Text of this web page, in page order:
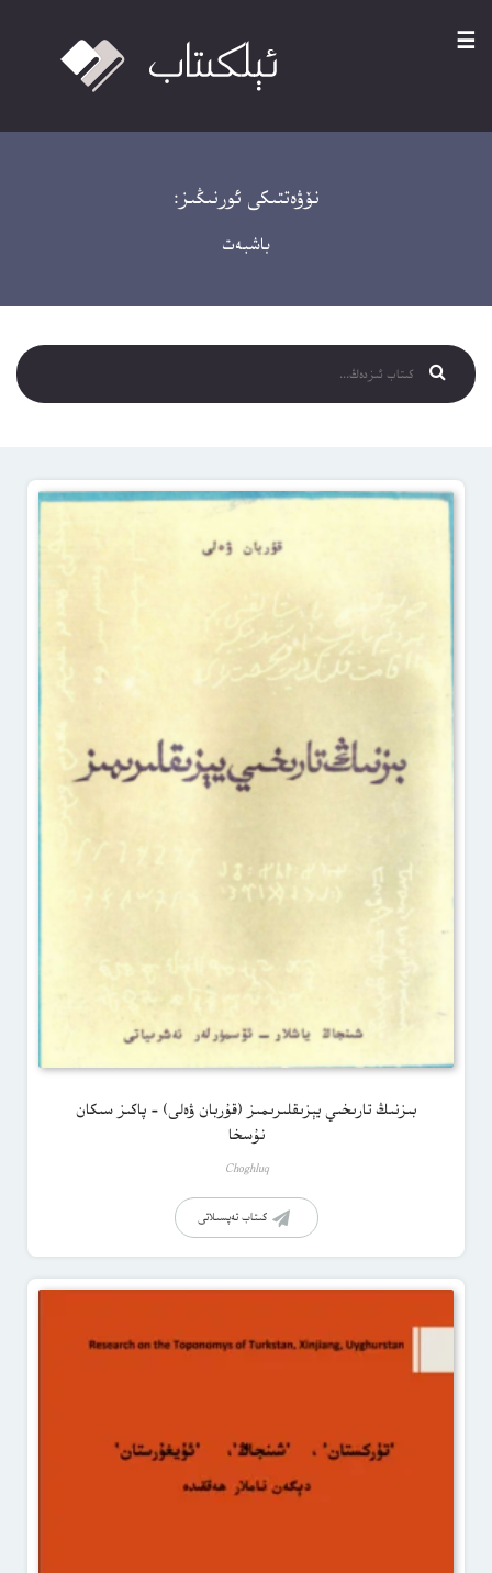
☰
نۆۋەتتىكى ئورنىڭىز:
باشبەت
بىزنىڭ تارىخىي يېزىقلىرىمىز (قۇربان ۋەلى) – پاكىز سىكان
نۇسخا
Choghluq
كىتاب تەپسىلاتى